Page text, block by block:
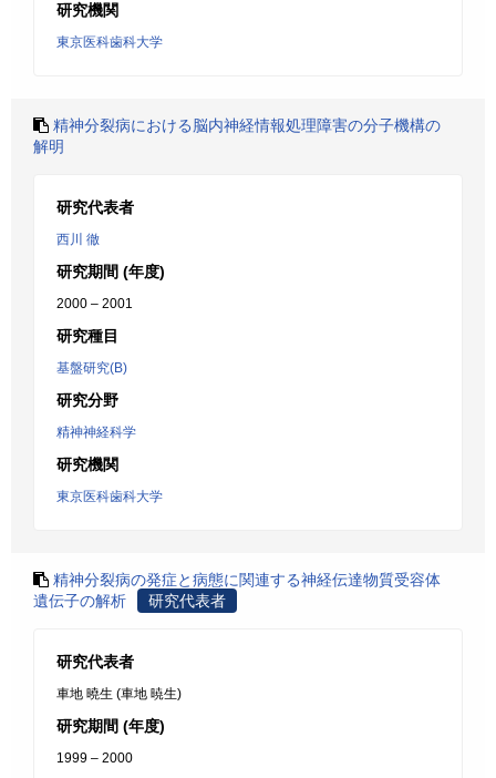
研究機関
東京医科歯科大学
精神分裂病における脳内神経情報処理障害の分子機構の
解明
研究代表者
西川 徹
研究期間 (年度)
2000 – 2001
研究種目
基盤研究(B)
研究分野
精神神経科学
研究機関
東京医科歯科大学
精神分裂病の発症と病態に関連する神経伝達物質受容体
遺伝子の解析
研究代表者
研究代表者
車地 曉生 (車地 暁生)
研究期間 (年度)
1999 – 2000